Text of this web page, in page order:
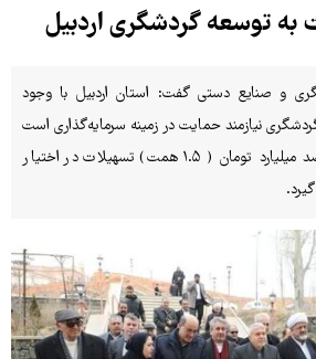
و صنایع دستی گفت: استان اردبیل با وجود
نیازمند حمایت در زمینه سرمایه‌گذاری است
و در این راستا هزار و پانصد میلیارد تومان ( ۱.۵ همت) تسهیلات در اختیار